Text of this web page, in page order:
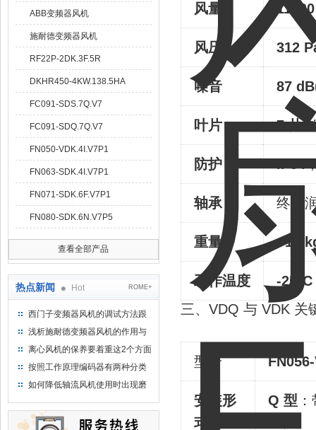
ABB变频器风机
施耐德变频器风机
RF22P-2DK.3F.5R
DKHR450-4KW.138.5HA
FC091-SDS.7Q.V7
FC091-SDQ.7Q.V7
FN050-VDK.4I.V7P1
FN063-SDK.4I.V7P1
FN071-SDK.6F.V7P1
FN080-SDK.6N.V7P5
查看全部产品
热点新闻 Hot ROME+
西门子变频器风机的调试方法跟
步骤
浅析施耐德变频器风机的作用与
意义所在
离心风机的保养要着重这2个方面
按照工作原理编码器有两种分类
如何降低轴流风机使用时出现磨
风量
风压 312
噪音 87
叶片 7 片
防护
轴承 终身
重量 ~16
工作温度
-
三、VDQ 与 VDK 关
型号
安装形
式
Q 型